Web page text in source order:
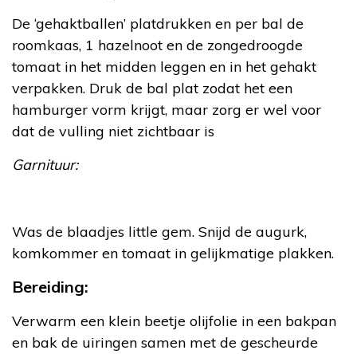
De ‘gehaktballen’ platdrukken en per bal de
roomkaas, 1 hazelnoot en de zongedroogde
tomaat in het midden leggen en in het gehakt
verpakken. Druk de bal plat zodat het een
hamburger vorm krijgt, maar zorg er wel voor
dat de vulling niet zichtbaar is
Garnituur:
Was de blaadjes little gem. Snijd de augurk,
komkommer en tomaat in gelijkmatige plakken.
Bereiding:
Verwarm een klein beetje olijfolie in een bakpan
en bak de uiringen samen met de gescheurde